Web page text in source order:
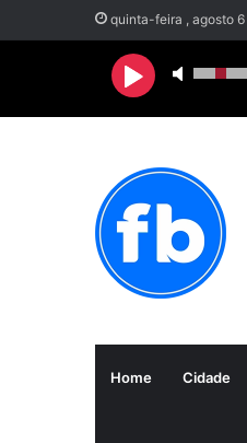
quinta-feira , agosto
Home Cidade